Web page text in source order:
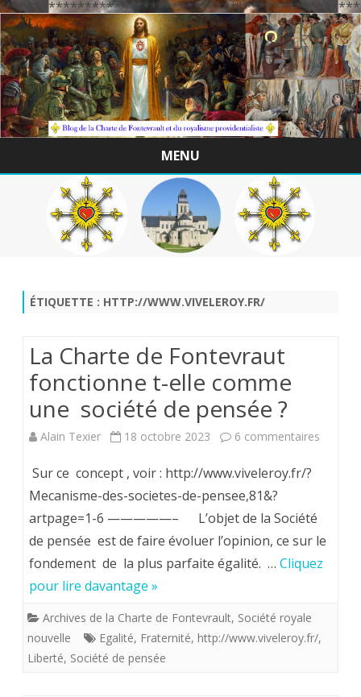
/
MENU
Skip
to
content
ÉTIQUETTE : HTTP://WWW.VIVELEROY.FR/
La Charte de Fontevraut
fonctionne t-elle comme
une société de pensée ?
Alain Texier 18 octobre 2023 6 commentaires
Sur ce concept , voir : http://www.viveleroy.fr/?
Mecanisme-des-societes-de-pensee,81&?
artpage=1-6 —————– L’objet de la Société
de pensée est de faire évoluer l’opinion, ce sur le
fondement de la plus parfaite égalité. … Cliquez
pour lire davantage »
Archives de la Charte de Fontevrault, Société royale
nouvelle
Egalité, Fraternité, http://www.viveleroy.fr/,
Liberté, Société de pensée